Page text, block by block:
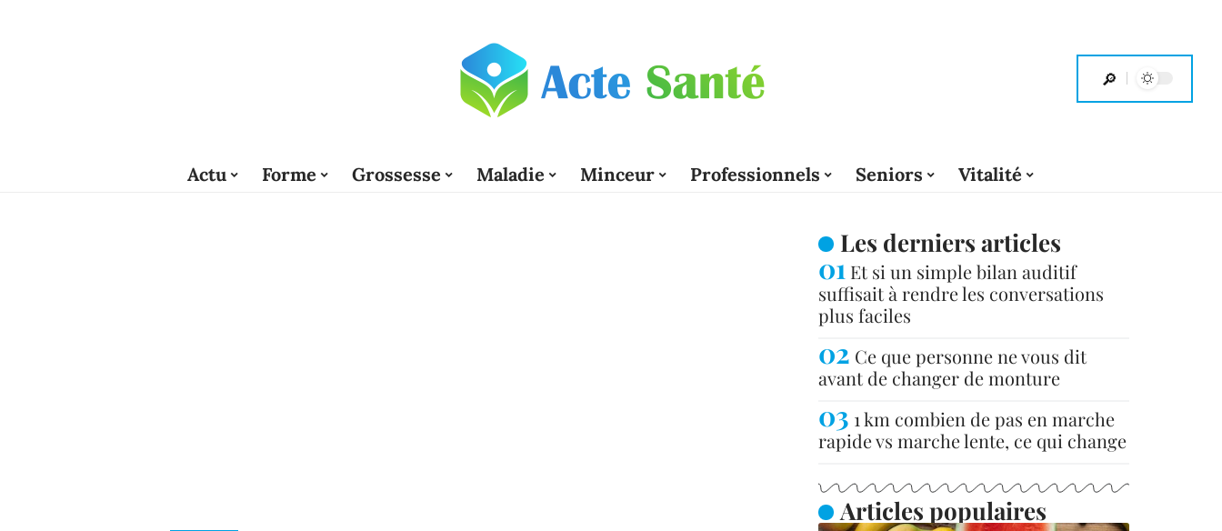
Actu Forme Grossesse Maladie Minceur Professionnels Seniors Vitalité
Les derniers articles
Et si un simple bilan auditif
suffisait à rendre les conversations
plus faciles
Ce que personne ne vous dit
avant de changer de monture
1 km combien de pas en marche
rapide vs marche lente, ce qui change
Articles populaires